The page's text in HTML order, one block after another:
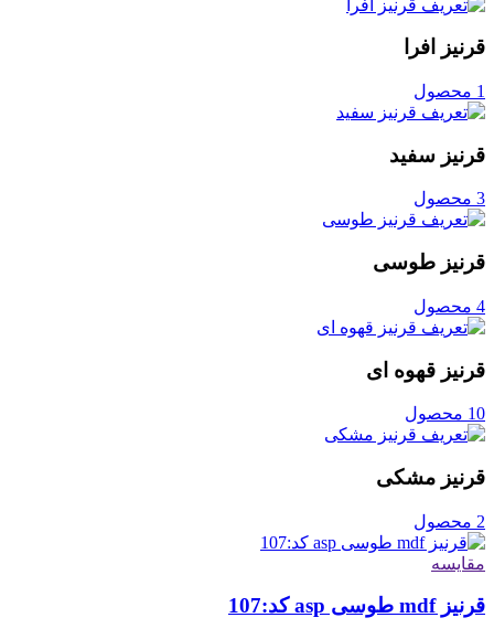
قرنیز افرا
1 محصول
قرنیز سفید
3 محصول
قرنیز طوسی
4 محصول
قرنیز قهوه ای
10 محصول
قرنیز مشکی
2 محصول
مقایسه
قرنیز mdf طوسی asp کد:107